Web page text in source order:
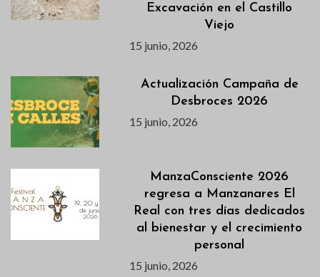
Excavación en el Castillo
Viejo
15 junio, 2026
Actualización Campaña de
Desbroces 2026
15 junio, 2026
ManzaConsciente 2026
regresa a Manzanares El
Real con tres días dedicados
al bienestar y el crecimiento
personal
15 junio, 2026